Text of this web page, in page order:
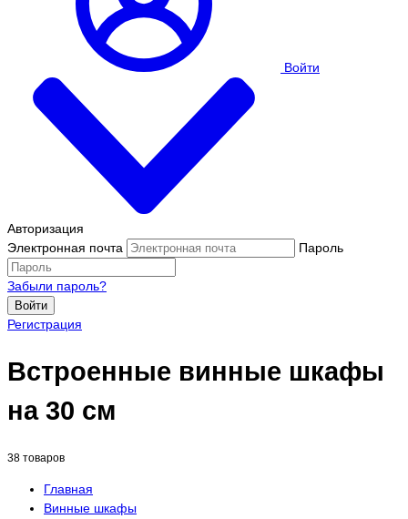
Войти
Авторизация
Электронная почта
Пароль
Забыли пароль?
Войти
Регистрация
Встроенные винные шкафы
на 30 см
38 товаров
Главная
Винные шкафы